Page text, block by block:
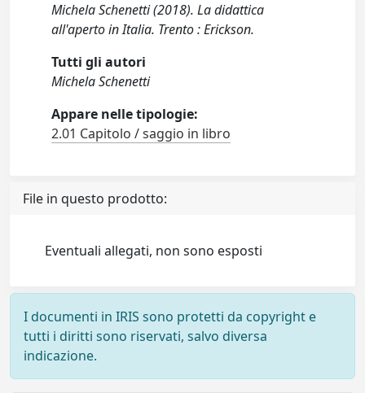
Michela Schenetti (2018). La didattica
all'aperto in Italia. Trento : Erickson.
Tutti gli autori
Michela Schenetti
Appare nelle tipologie:
2.01 Capitolo / saggio in libro
File in questo prodotto:
Eventuali allegati, non sono esposti
I documenti in IRIS sono protetti da copyright e
tutti i diritti sono riservati, salvo diversa
indicazione.